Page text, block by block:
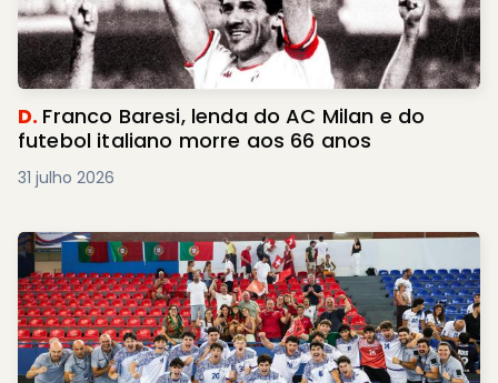
D. Franco Baresi, lenda do AC Milan e do
futebol italiano morre aos 66 anos
31 julho 2026